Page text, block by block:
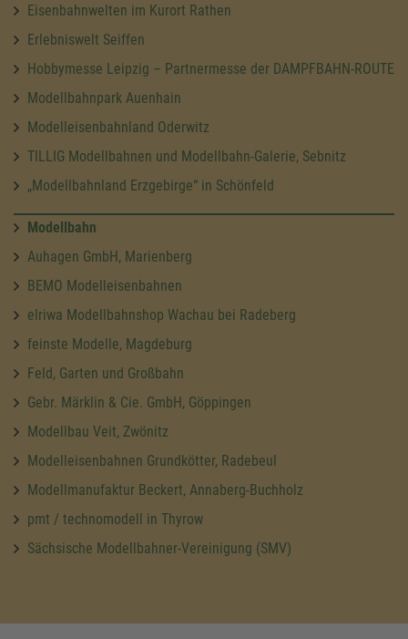
Eisenbahnwelten im Kurort Rathen
Erlebniswelt Seiffen
Hobbymesse Leipzig – Partnermesse der DAMPFBAHN-ROUTE
Modellbahnpark Auenhain
Modelleisenbahnland Oderwitz
TILLIG Modellbahnen und Modellbahn-Galerie, Sebnitz
„Modellbahnland Erzgebirge“ in Schönfeld
Modellbahn
Auhagen GmbH, Marienberg
BEMO Modelleisenbahnen
elriwa Modellbahnshop Wachau bei Radeberg
feinste Modelle, Magdeburg
Feld, Garten und Großbahn
Gebr. Märklin & Cie. GmbH, Göppingen
Modellbau Veit, Zwönitz
Modelleisenbahnen Grundkötter, Radebeul
Modellmanufaktur Beckert, Annaberg-Buchholz
pmt / technomodell in Thyrow
Sächsische Modellbahner-Vereinigung (SMV)